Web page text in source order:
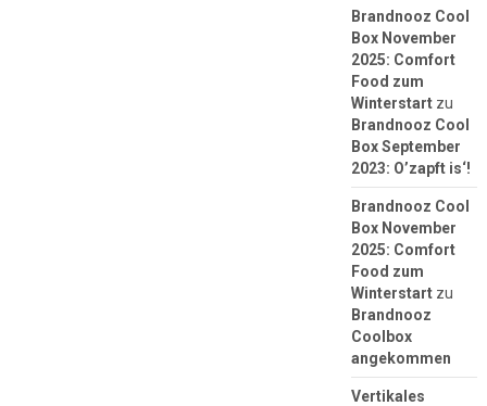
Brandnooz Cool
Box November
2025: Comfort
Food zum
Winterstartzu
Brandnooz Cool
Box September
2023: O’zapft is‘!
Brandnooz Cool
Box November
2025: Comfort
Food zum
Winterstartzu
Brandnooz
Coolbox
angekommen
Vertikales